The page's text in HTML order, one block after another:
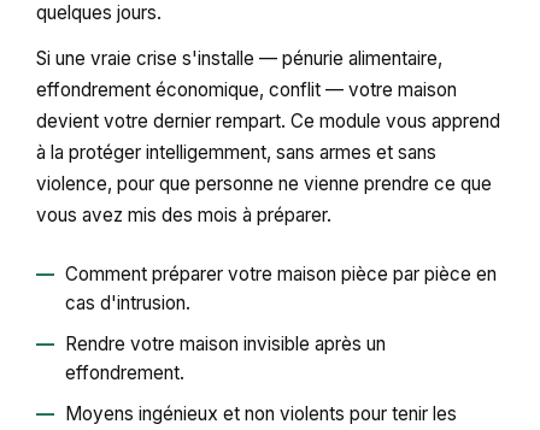
quelques jours.
Si une vraie crise s'installe — pénurie alimentaire,
effondrement économique, conflit — votre maison
devient votre dernier rempart. Ce module vous apprend
à la protéger intelligemment, sans armes et sans
violence, pour que personne ne vienne prendre ce que
vous avez mis des mois à préparer.
Comment préparer votre maison pièce par pièce en
cas d'intrusion.
Rendre votre maison invisible après un
effondrement.
Moyens ingénieux et non violents pour tenir les